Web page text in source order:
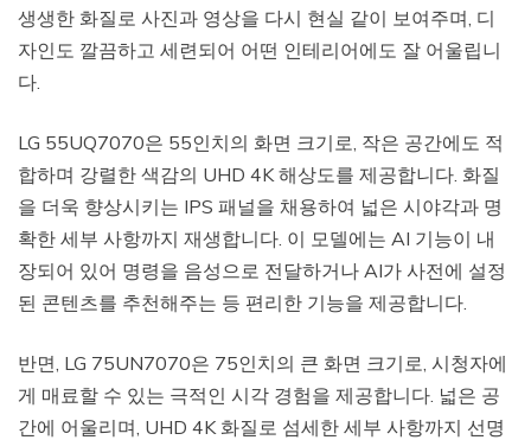
생생한 화질로 사진과 영상을 다시 현실 같이 보여주며, 디
자인도 깔끔하고 세련되어 어떤 인테리어에도 잘 어울립니
다.
LG 55UQ7070은 55인치의 화면 크기로, 작은 공간에도 적
합하며 강렬한 색감의 UHD 4K 해상도를 제공합니다. 화질
을 더욱 향상시키는 IPS 패널을 채용하여 넓은 시야각과 명
확한 세부 사항까지 재생합니다. 이 모델에는 AI 기능이 내
장되어 있어 명령을 음성으로 전달하거나 AI가 사전에 설정
된 콘텐츠를 추천해주는 등 편리한 기능을 제공합니다.
반면, LG 75UN7070은 75인치의 큰 화면 크기로, 시청자에
게 매료할 수 있는 극적인 시각 경험을 제공합니다. 넓은 공
간에 어울리며, UHD 4K 화질로 섬세한 세부 사항까지 선명